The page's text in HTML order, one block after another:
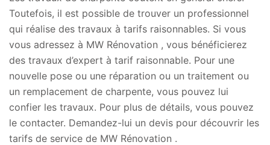
Toutefois, il est possible de trouver un professionnel
qui réalise des travaux à tarifs raisonnables. Si vous
vous adressez à MW Rénovation , vous bénéficierez
des travaux d’expert à tarif raisonnable. Pour une
nouvelle pose ou une réparation ou un traitement ou
un remplacement de charpente, vous pouvez lui
confier les travaux. Pour plus de détails, vous pouvez
le contacter. Demandez-lui un devis pour découvrir les
tarifs de service de MW Rénovation .